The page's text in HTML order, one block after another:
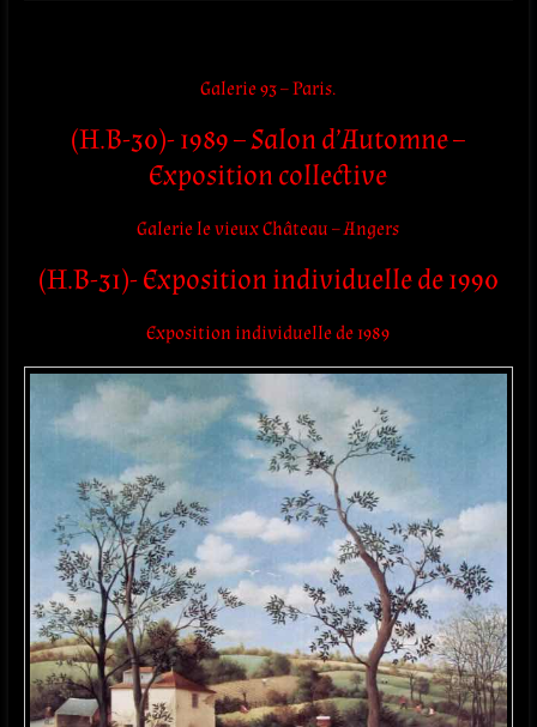
Galerie 93 – Paris.
(H.B-30)- 1989 – Salon d’Automne –
Exposition collective
Galerie le vieux Château – Angers
(H.B-31)- Exposition individuelle de 1990
Exposition individuelle de 1989